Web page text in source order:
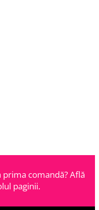
comandă? Află
paginii.